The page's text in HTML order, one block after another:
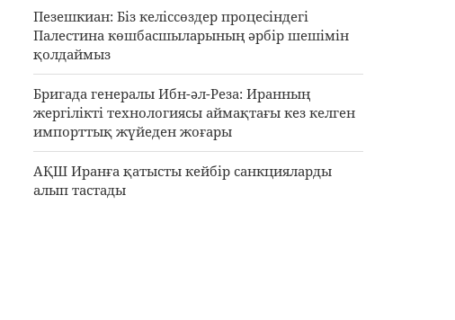
Пезешкиан: Біз келіссөздер процесіндегі
Палестина көшбасшыларының әрбір шешімін
қолдаймыз
Бригада генералы Ибн-әл-Реза: Иранның
жергілікті технологиясы аймақтағы кез келген
импорттық жүйеден жоғары
АҚШ Иранға қатысты кейбір санкцияларды
алып тастады